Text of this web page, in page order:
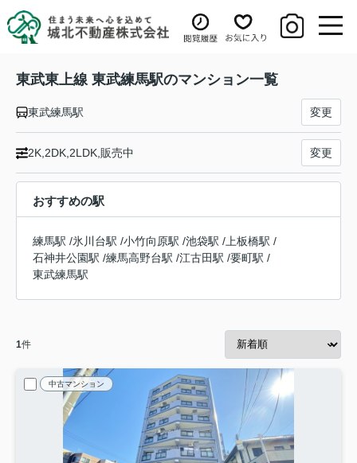
東武東上線 東武練馬駅のマンション一覧
東武練馬駅 変更
2K,2DK,2LDK,販売中 変更
おすすめの駅
練馬駅 /氷川台駅 /小竹向原駅 /池袋駅 / 上板橋駅 /
石神井公園駅 /練馬高野台駅 /江古田駅 /要町駅 /
東武練馬駅
1件
中古マンション